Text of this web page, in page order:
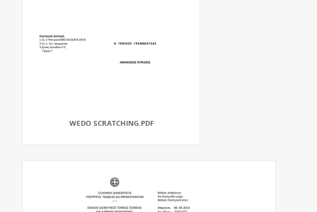
WEDO SCRATCHING.PDF